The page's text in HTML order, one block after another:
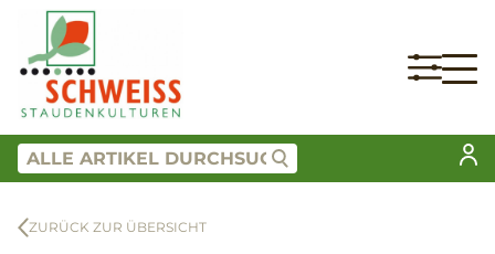
ZURÜCK ZUR ÜBERSICHT